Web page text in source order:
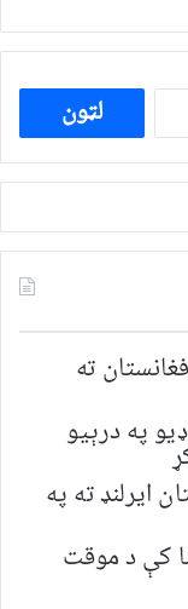
ددی
لپاره
لټون:
کډوال افغانستان ته
په درېیو
ایرلنډ ته په
کې د موقت